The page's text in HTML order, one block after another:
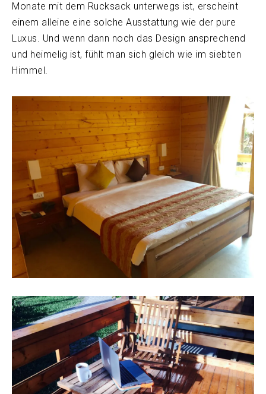
Monate mit dem Rucksack unterwegs ist, erscheint
einem alleine eine solche Ausstattung wie der pure
Luxus. Und wenn dann noch das Design ansprechend
und heimelig ist, fühlt man sich gleich wie im siebten
Himmel.